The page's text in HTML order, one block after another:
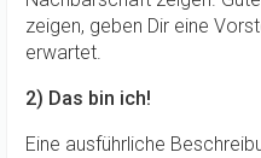
zeigen, geben Dir eine
erwartet.
2) Das bin ich!
Eine ausführliche